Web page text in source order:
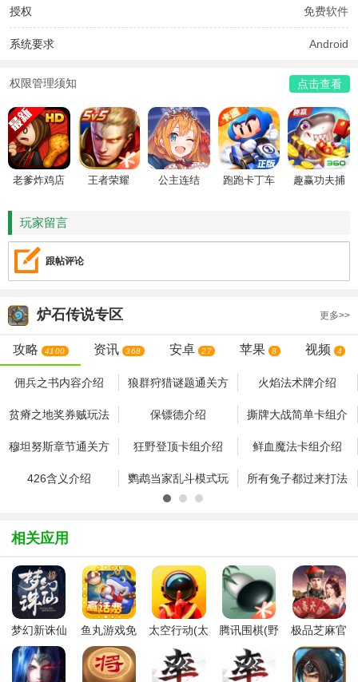
授权 免费软件
系统要求 Android
权限管理须知 点击查看
老爹炸鸡店
王者荣耀 公主连结 跑跑卡丁车
趣赢功夫捕
玩家留言
跟帖评论
炉石传说专区 更多>>
攻略 4100 资讯 368 安卓 27 苹果 8 视频 4
佣兵之书内容介绍
狼群狩猎谜题通关方
火焰法术牌介绍
贫瘠之地奖券贼玩法 保镖德介绍
撕牌大战简单卡组介
穆坦努斯章节通关方
狂野登顶卡组介绍 鲜血魔法卡组介绍
426含义介绍
鹦鹉当家乱斗模式玩
法
所有兔子都过来打法
套牌集合令怎么玩
宇宙流卡组 宇宙术卡组分享 神器卡一览
探险者协会发现机 乱斗模式奈法利安 乱斗模式大螺丝卡
大乱斗模式怎么玩 六月上分套牌 六月天梯上分神器
魔能机械贼套牌卡 新手卡组推荐 六月推荐套牌
相关应用
梦幻新诛仙
2026版
鱼丸游戏免
费版2026
太空行动(太
空杀)官方版
腾讯围棋(野
狐)手机版最
新版2026
极品芝麻官
2026最新版